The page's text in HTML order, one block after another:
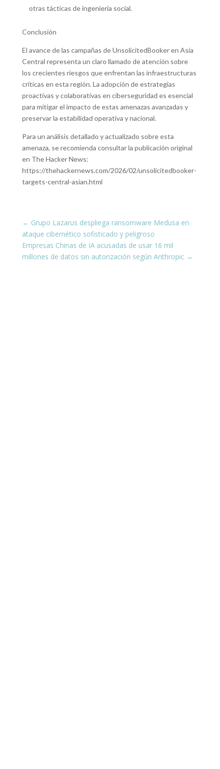
otras tácticas de ingeniería social.
Conclusión
El avance de las campañas de UnsolicitedBooker en Asia
Central representa un claro llamado de atención sobre
los crecientes riesgos que enfrentan las infraestructuras
críticas en esta región. La adopción de estrategias
proactivas y colaborativas en ciberseguridad es esencial
para mitigar el impacto de estas amenazas avanzadas y
preservar la estabilidad operativa y nacional.
Para un análisis detallado y actualizado sobre esta
amenaza, se recomienda consultar la publicación original
en The Hacker News:
https://thehackernews.com/2026/02/unsolicitedbooker-
targets-central-asian.html
← Grupo Lazarus despliega ransomware Medusa en
ataque cibernético sofisticado y peligroso
Empresas Chinas de IA acusadas de usar 16 mil
millones de datos sin autorización según Anthropic→